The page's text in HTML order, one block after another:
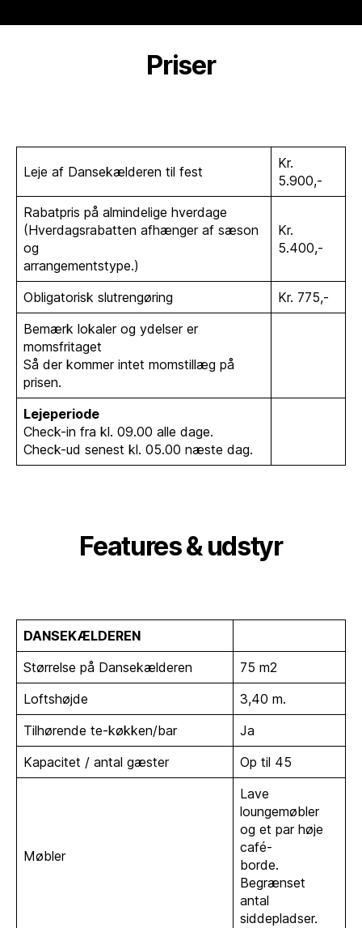
Priser
Leje af Dansekælderen til fest
Kr.
5.900,-
Rabatpris på almindelige hverdage
(Hverdagsrabatten afhænger af sæson
og
arrangementstype.)
Kr.
5.400,-
Obligatorisk slutrengøring
Kr. 775,-
Bemærk lokaler og ydelser er
momsfritaget
Så der kommer intet momstillæg på
prisen.
Lejeperiode
Check-in fra kl. 09.00 alle dage.
Check-ud senest kl. 05.00 næste dag.
Features & udstyr
DANSEKÆLDEREN
Størrelse på Dansekælderen
75 m2
Loftshøjde
3,40 m.
Tilhørende te-køkken/bar
Ja
Kapacitet / antal gæster
Op til 45
Møbler
Lave
loungemøbler
og et par høje
café-
borde.
Begrænset
antal
siddepladser.